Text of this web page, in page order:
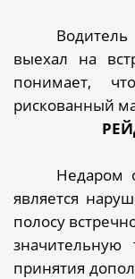
выехал на
понимает,
рискованный
Недаром
является
полосу
принятия